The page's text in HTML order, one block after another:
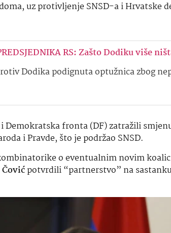
uz protivljenje SNSD-a i Hrvatske
RS: Zašto Dodiku više
Dodika podignuta optužnica zbog
Demokratska fronta (DF) zatražili
i Pravde, što je podržao SNSD.
o eventualnim novim
potvrdili “partnerstvo” na